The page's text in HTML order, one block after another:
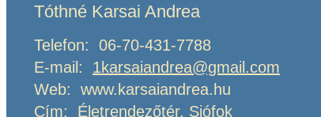
Tóthné Karsai Andrea
Telefon: 06-70-431-7788
E-mail: 1karsaiandrea@gmail.com
Web: www.karsaiandrea.hu
Cím: Életrendezőtér, Siófok